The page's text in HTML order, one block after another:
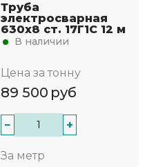
Труба
электросварная
630х8 ст. 17Г1С 12 м
В наличии
Цена за тонну
89 500 руб
− +
За метр